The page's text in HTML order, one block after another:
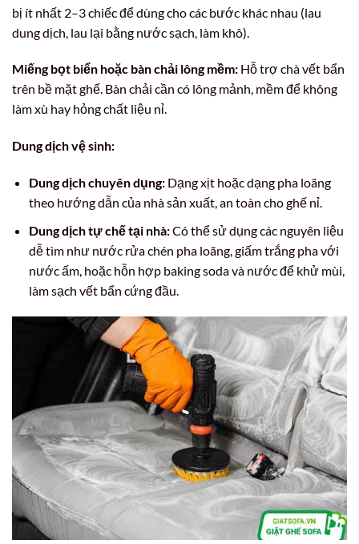
bị ít nhất 2–3 chiếc để dùng cho các bước khác nhau (lau
dung dịch, lau lại bằng nước sạch, làm khô).
Miếng bọt biển hoặc bàn chải lông mềm: Hỗ trợ chà vết bẩn
trên bề mặt ghế. Bàn chải cần có lông mảnh, mềm để không
làm xù hay hỏng chất liệu nỉ.
Dung dịch vệ sinh:
Dung dịch chuyên dụng:Dạng xịt hoặc dạng pha loãng
theo hướng dẫn của nhà sản xuất, an toàn cho ghế nỉ.
Dung dịch tự chế tại nhà:Có thể sử dụng các nguyên liệu
dễ tìm như nước rửa chén pha loãng, giấm trắng pha với
nước ấm, hoặc hỗn hợp baking soda và nước để khử mùi,
làm sạch vết bẩn cứng đầu.